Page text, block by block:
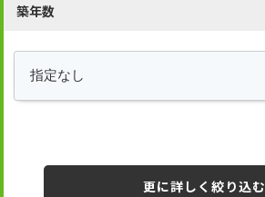
築年数
更に詳しく絞り込む